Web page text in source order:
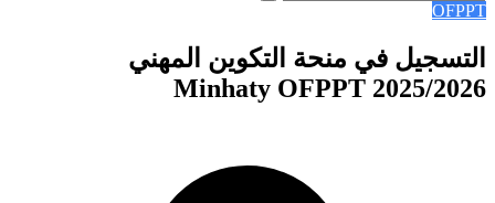
OFPPT
التسجيل في منحة التكوين المهني
2025/2026 Minhaty OFPPT